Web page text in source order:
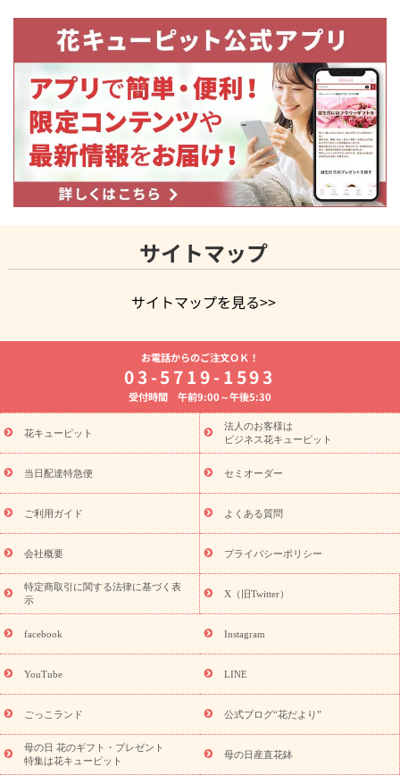
サイトマップ
サイトマップを見る>>
よく贈られる花
お祝いの花特集
誕生日フラワーギフト特集
8月の誕生花(トルコキキョウ)
開店・開業祝い
お供え・お悔やみ お供え・お悔やみの花
通夜・葬儀に贈る花 胡蝶蘭・花鉢
ーブドフラワー
季節のイベント
ひまわり ギフト・プレゼント
特集
お盆 花（新盆・初盆） 季節のイベント
お盆 花（新
盆・初盆）
お盆 花（新盆・初盆）
お盆・お供え 花とセットギ
フト
お盆・お供え プリザーブドフラワー
ひまわり ギフト・プ
レゼント特集
夏の花贈り・お中元・暑中見舞い 花のギフト特集
敬老の日におくる花ギフト・プレゼント特集
花ギフト・プレゼント特集
敬老の日 花のおすすめランキング
敬
老の日 花鉢植えのギフト・プレゼント特集
敬老の日 花とセットギ
フト・プレゼント特集
敬老の日の花 全てのギフト一覧
キャン
ペーン
映画『ウォーターガーディアンズ』コラボキャンペーン
「きょう誕生日なんです」キャンペーン
誕生日の花を探す
誕生日フラワーギフト 誕生日フラワーギフト特集
9月の誕生花(リンドウ)
ら探す
お祝いの花特集 当日配達特急便 お祝い商品一覧
念日
結婚祝い 出産祝い 退院祝い・快気祝い
寿祝い
プチギフト ペットのお祝いフラワー
お電話からのご注文ＯＫ！
03-5719-1593
受付時間 午前9:00～午後5:30
花キューピット
法人のお客様は
ビジネス花キューピット
当日配達特急便 セミオーダー
ご利用ガイド よくある質問
会社概要 プライバシーポリシー
特定商取引に関する法律に基づく表
示
X（旧Twitter）
facebook Instagram
YouTube LINE
ごっこランド 公式ブログ“花だより”
母の日 花のギフト・プレゼント
特集は花キューピット
母の日産直花鉢